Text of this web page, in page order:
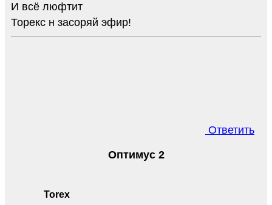
И всё люфтит
Торекс н засоряй эфир!
Ответить
Torex
Оптимус 2